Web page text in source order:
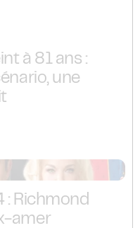
à 81 ans :
une
: Richmond
amer